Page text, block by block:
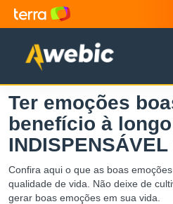
Ter emoções
benefício à
Confira aqui o que as boas
qualidade de vida. Não deixe de
gerar boas emoções em sua vida.